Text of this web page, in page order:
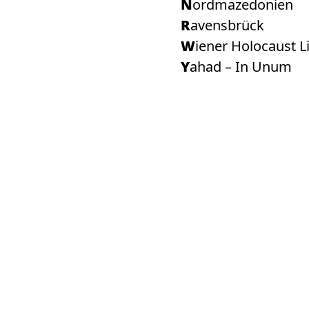
Nordmazedonien
Ravensbrück
Wiener Holocaust
Yahad – In Unum